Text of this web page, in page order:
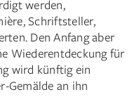
werden,
Schriftsteller,
Den Anfang aber
Wiederentdeckung für
wird künftig ein
Gemälde an ihn